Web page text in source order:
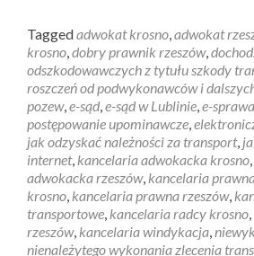
Taggedadwokat krosno,adwokat
krosno,dobry prawnik rzeszów,
odszkodowawczych z tytułu szkody
roszczeń od podwykonawców i
pozew,e-sąd,e-sąd w Lublinie,e-sprawa
postępowanie upominawcze,
jak odzyskać należności za transport,
internet, kancelaria adwokacka krosno,
adwokacka rzeszów, kancelaria
krosno, kancelaria prawna rzeszów,
transportowe, kancelaria radcy krosno,
rzeszów, kancelaria windykacja,
nienależytego wykonania zlecenia